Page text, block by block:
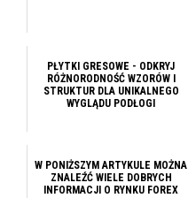
PŁYTKI GRESOWE - ODKRYJ
RÓŻNORODNOŚĆ WZORÓW I
STRUKTUR DLA UNIKALNEGO
WYGLĄDU PODŁOGI
W PONIŻSZYM ARTYKULE MOŻNA
ZNALEŹĆ WIELE DOBRYCH
INFORMACJI O RYNKU FOREX